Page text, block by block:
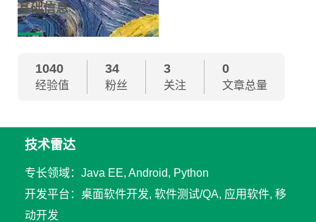
基础信息
1040
经验值
34
粉丝
3
关注
0
文章总量
技术雷达
专长领域：Java EE, Android, Python
开发平台：桌面软件开发, 软件测试/QA, 应用软件, 移
动开发